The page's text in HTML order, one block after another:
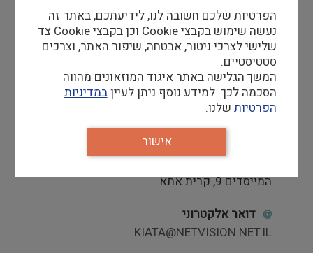
אתר
http://www.bet-fisher.co.il
טלפון
04-8440207
מספר פקס
04-8440207
כתובת המוזאון
המייסדים 9, קרית אתא
דואר אלקטרוני
KIATA@NETVISION.NET.IL
הפרטיות שלכם חשובה לנו, לידיעתכם, באתר זה
נעשה שימוש בקבצי Cookie וכן בקבצי Cookie צד
שלישי לצרכי ניטור, אבטחה, שיפור האתר, וצרכים
סטטיסטיים.
המשך הגלישה באתר איגוד המוזאונים מהווה
הסכמה לכך. למידע נוסף ניתן לעייןבמדיניות
הפרטיות שלנו.
אישור